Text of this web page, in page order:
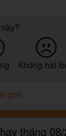
Không hài
gòn
tháng